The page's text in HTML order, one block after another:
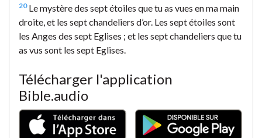
20Le mystère des sept étoiles que tu as vues en ma main
droite, et les sept chandeliers d’or. Les sept étoiles sont
les Anges des sept Eglises ; et les sept chandeliers que tu
as vus sont les sept Eglises.
Télécharger l'application
Bible.audio